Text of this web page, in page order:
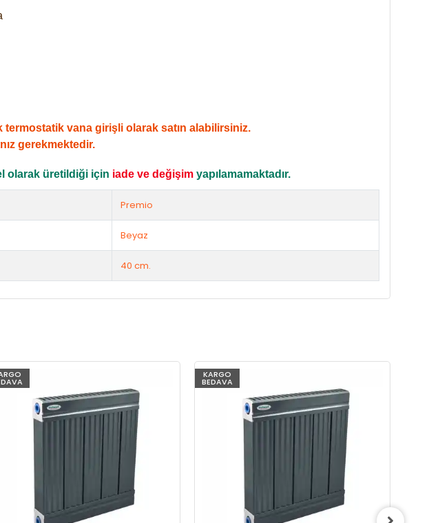
vana girişli olarak satın alabilirsiniz.
gerekmektedir.
olarak üretildiği için iade ve değişim yapılamamaktadır.
Premio
Beyaz
40 cm.
KARGO
BEDAVA